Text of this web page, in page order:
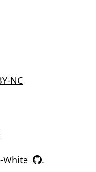
NC
White .